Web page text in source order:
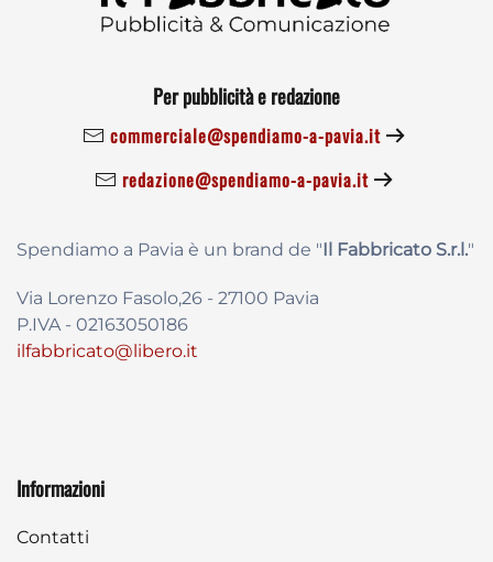
Per pubblicità e redazione
commerciale@spendiamo-a-pavia.it
redazione@spendiamo-a-pavia.it
Spendiamo a Pavia è un brand de "Il Fabbricato S.r.l."
Via Lorenzo Fasolo,26 - 27100 Pavia
P.IVA - 02163050186
ilfabbricato@libero.it
Informazioni
Contatti